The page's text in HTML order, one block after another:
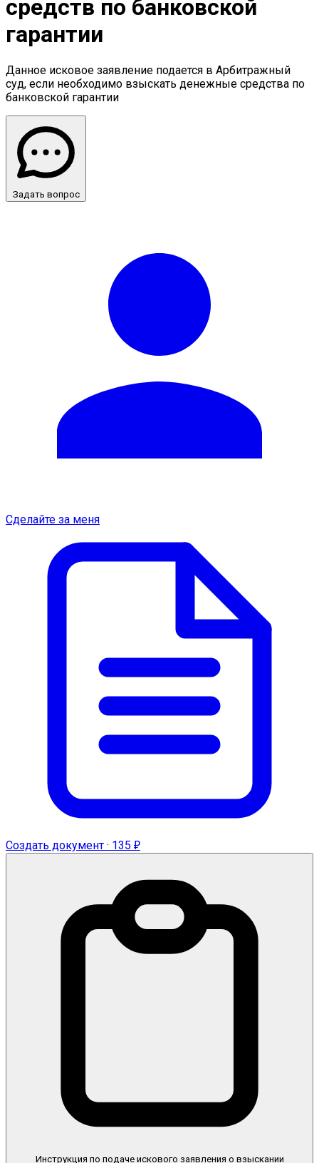
средств по банковской
гарантии
Данное исковое заявление подается в Арбитражный
суд, если необходимо взыскать денежные средства по
банковской гарантии
Задать вопрос
Сделайте за меня
Создать документ · 135 ₽
Инструкция по подаче искового заявления о взыскании